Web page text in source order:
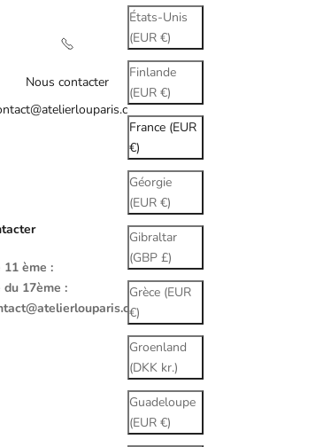
États-Unis
(EUR €)
Finlande
(EUR €)
France (EUR
€)
Géorgie
(EUR €)
Gibraltar
(GBP £)
Grèce (EUR
€)
Groenland
(DKK kr.)
Guadeloupe
(EUR €)
Nous contacter
ème :
17ème :